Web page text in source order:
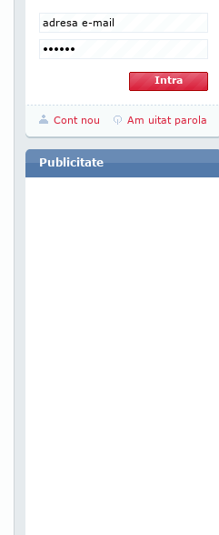
Cont nou Am uitat parola
Publicitate